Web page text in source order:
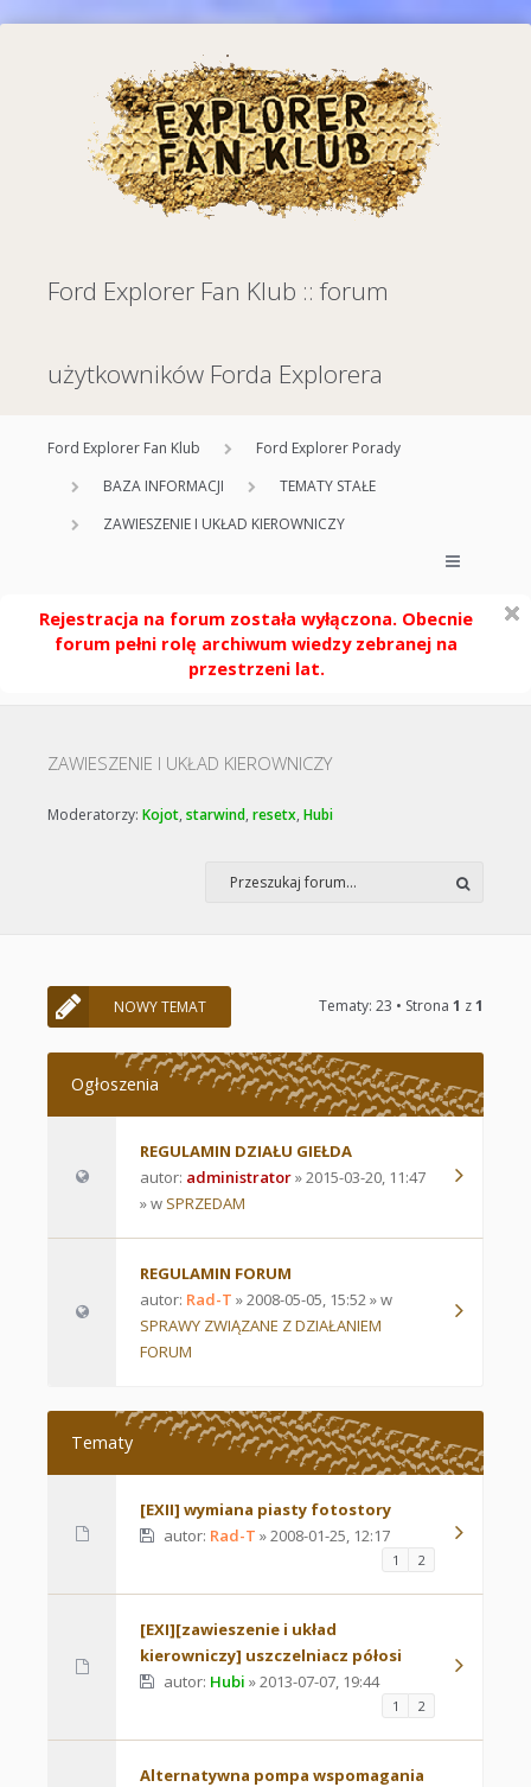
Ford Explorer Fan Klub :: forum
użytkowników Forda Explorera
Ford Explorer Fan Klub
Ford Explorer Porady
BAZA INFORMACJI
TEMATY STAŁE
ZAWIESZENIE I UKŁAD KIEROWNICZY
Rejestracja na forum została wyłączona. Obecnie
forum pełni rolę archiwum wiedzy zebranej na
przestrzeni lat.
ZAWIESZENIE I UKŁAD KIEROWNICZY
Moderatorzy: Kojot, starwind, resetx, Hubi
NOWY TEMAT Tematy: 23 • Strona 1 z1
Ogłoszenia
REGULAMIN DZIAŁU GIEŁDA
autor: administrator» 2015-03-20, 11:47
» w SPRZEDAM
REGULAMIN FORUM
autor: Rad-T » 2008-05-05, 15:52 » w
SPRAWY ZWIĄZANE Z DZIAŁANIEM
FORUM
Tematy
[EXII] wymiana piasty fotostory
autor: Rad-T » 2008-01-25, 12:17
1 2
[EXI][zawieszenie i układ
kierowniczy] uszczelniacz półosi
autor: Hubi » 2013-07-07, 19:44
1 2
Alternatywna pompa wspomagania